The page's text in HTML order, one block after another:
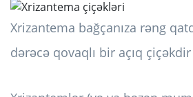
Xrizantema bağçanıza rəng
dərəcə qovaqlı bir açıq çiçəkdir